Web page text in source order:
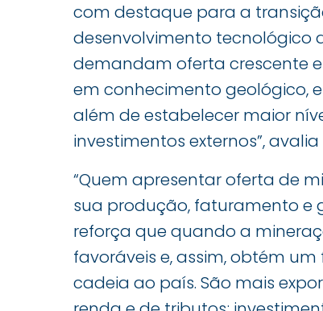
com destaque para a
desenvolvimento tecnológico
demandam oferta crescente e
em conhecimento geológico,
além de estabelecer maior
investimentos externos”,
“Quem apresentar oferta de
sua produção, faturamento e
reforça que quando a
favoráveis e, assim, obtém
cadeia ao país. São mais